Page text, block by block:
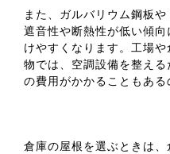
また、ガルバリウム鋼板や
遮音性や断熱性が低い傾
けやすくなります。工場
物では、空調設備を整え
の費用がかかることもある
倉庫の屋根を選ぶときは